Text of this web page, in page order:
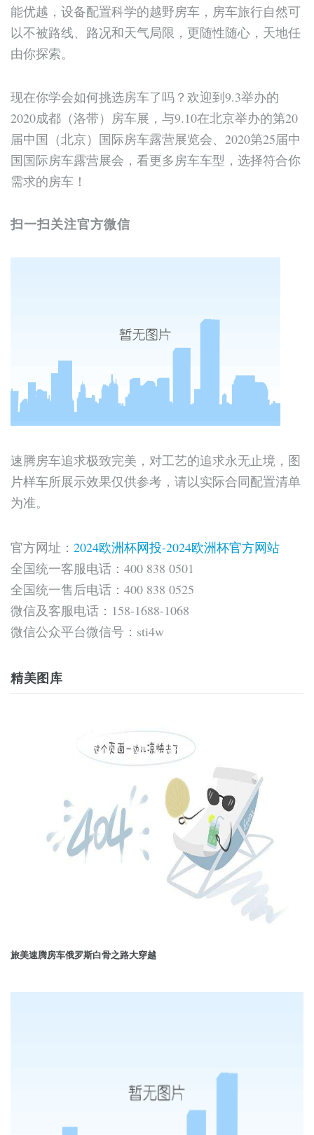
能优越，设备配置科学的越野房车，房车旅行自然可
以不被路线、路况和天气局限，更随性随心，天地任
由你探索。
现在你学会如何挑选房车了吗？欢迎到9.3举办的
2020成都（洛带）房车展，与9.10在北京举办的第20
届中国（北京）国际房车露营展览会、2020第25届中
国国际房车露营展会，看更多房车车型，选择符合你
需求的房车！
扫一扫关注官方微信
速腾房车追求极致完美，对工艺的追求永无止境，图
片样车所展示效果仅供参考，请以实际合同配置清单
为准。
官方网址： 2024欧洲杯网投-2024欧洲杯官方网站
全国统一客服电话：400 838 0501
全国统一售后电话：400 838 0525
微信及客服电话：158-1688-1068
微信公众平台微信号：sti4w
精美图库
旅美速腾房车俄罗斯白骨之路大穿越